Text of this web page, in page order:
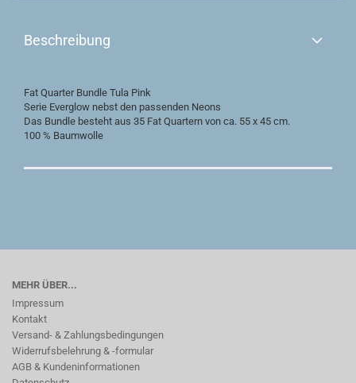
Beschreibung
Fat Quarter Bundle Tula Pink
Serie Everglow nebst den passenden Neons
Das Bundle besteht aus 35 Fat Quartern von ca. 55 x 45 cm.
100 % Baumwolle
MEHR ÜBER...
Impressum
Kontakt
Versand- & Zahlungsbedingungen
Widerrufsbelehrung & -formular
AGB & Kundeninformationen